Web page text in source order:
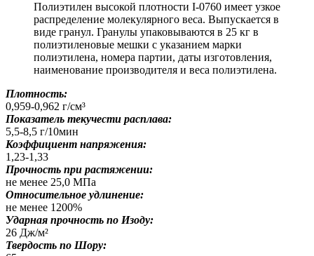
Полиэтилен высокой плотности I-0760 имеет узкое
распределение молекулярного веса. Выпускается в
виде гранул. Гранулы упаковываются в 25 кг в
полиэтиленовые мешки с указанием марки
полиэтилена, номера партии, даты изготовления,
наименование производителя и веса полиэтилена.
Плотность:
0,959-0,962 г/см³
Показатель текучести расплава:
5,5-8,5 г/10мин
Коэффициент напряжения:
1,23-1,33
Прочность при растяжении:
не менее 25,0 МПа
Относительное удлинение:
не менее 1200%
Ударная прочность по Изоду:
26 Дж/м²
Твердость по Шору: